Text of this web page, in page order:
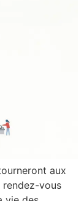
aux
rendez-vous